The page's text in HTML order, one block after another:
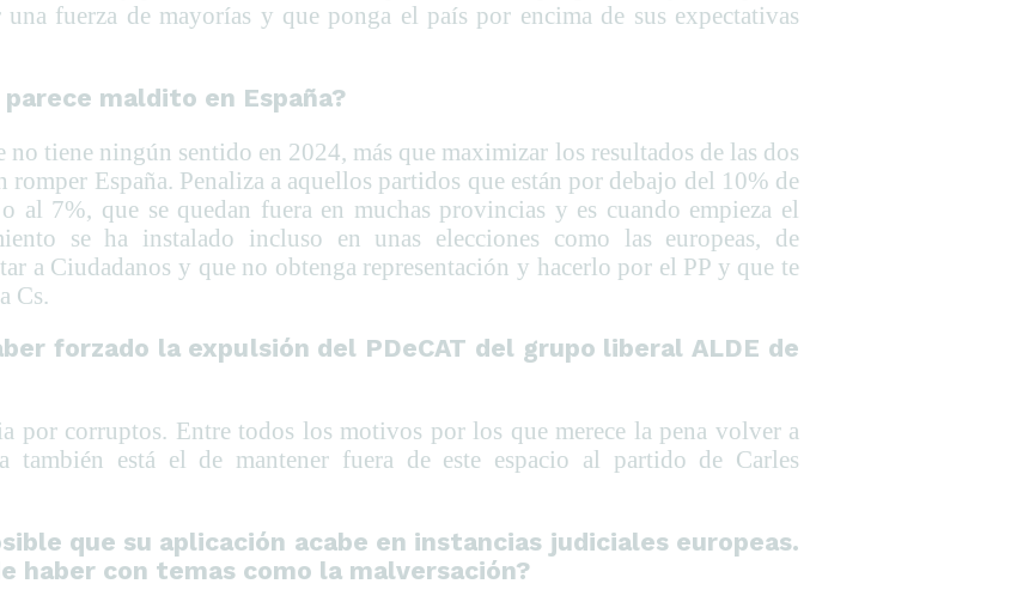
fuerza de mayorías y que ponga el país por encima de sus expectativas
maldito en España?
tiene ningún sentido en 2024, más que maximizar los resultados de las dos
romper España. Penaliza a aquellos partidos que están por debajo del 10% de
7%, que se quedan fuera en muchas provincias y es cuando empieza el
se ha instalado incluso en unas elecciones como las europeas, de
a Ciudadanos y que no obtenga representación y hacerlo por el PP y que te
Cs.
forzado la expulsión del PDeCAT del grupo liberal ALDE de
por corruptos. Entre todos los motivos por los que merece la pena volver a
también está el de mantener fuera de este espacio al partido de Carles
que su aplicación acabe en instancias judiciales europeas.
haber con temas como la malversación?